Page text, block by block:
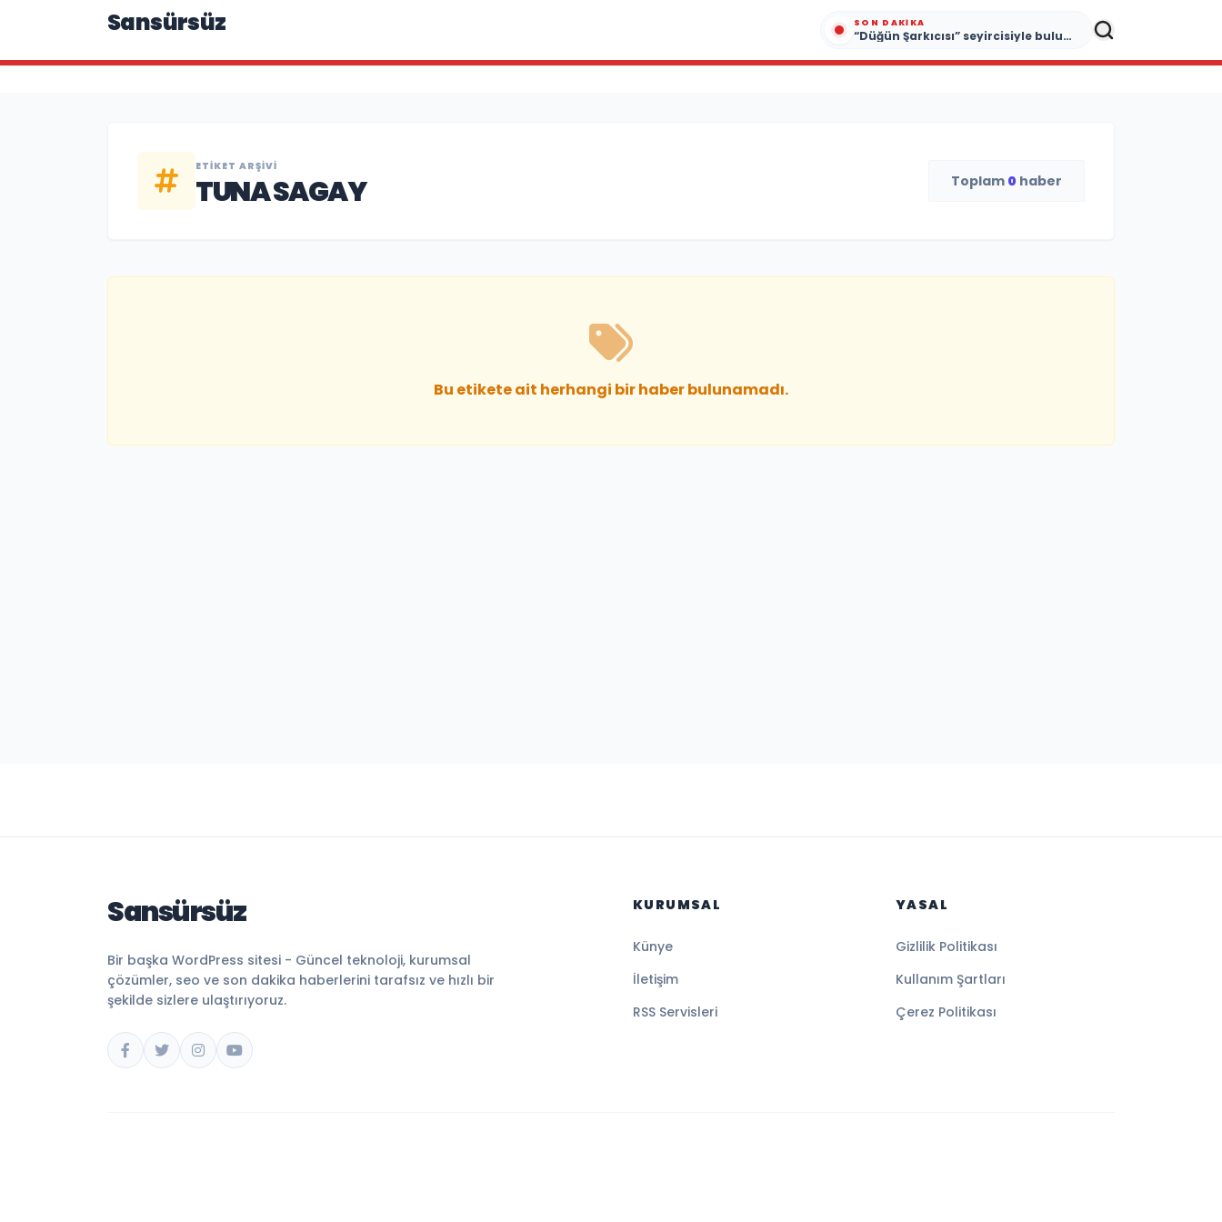
Sansürsüz SON DAKIKA
“Düğün Şarkıcısı” seyircisiyle buluşmak için gün sayıyor
ETIKET ARŞIVI
TUNA SAGAY Toplam 0 haber
Bu etikete ait herhangi bir haber bulunamadı.
Sansürsüz
Bir başka WordPress sitesi - Güncel teknoloji, kurumsal
çözümler, seo ve son dakika haberlerini tarafsız ve hızlı bir
şekilde sizlere ulaştırıyoruz.
KURUMSAL
Künye
İletişim
RSS Servisleri
YASAL
Gizlilik Politikası
Kullanım Şartları
Çerez Politikası